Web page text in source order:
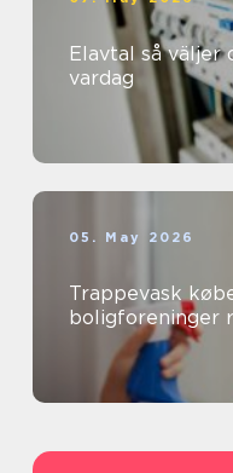
Elavtal så väljer du rätt avtal för din
vardag
05. May 2026
Trappevask københavn
boligforeninger